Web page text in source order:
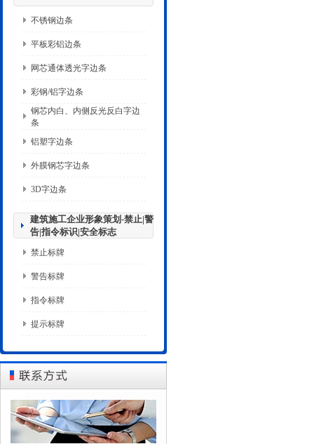
不锈钢边条
平板彩铝边条
网芯通体透光字边条
彩钢/铝字边条
钢芯内白、内侧反光反白字边
条
铝塑字边条
外膜钢芯字边条
3D字边条
建筑施工企业形象策划-禁止|警
告|指令标识|安全标志
禁止标牌
警告标牌
指令标牌
提示标牌